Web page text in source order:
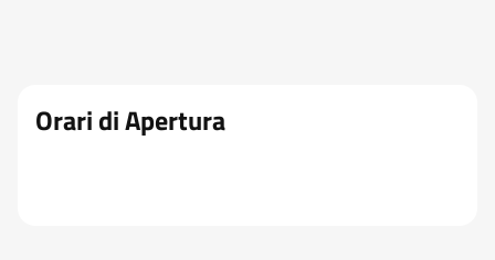
Orari di Apertura